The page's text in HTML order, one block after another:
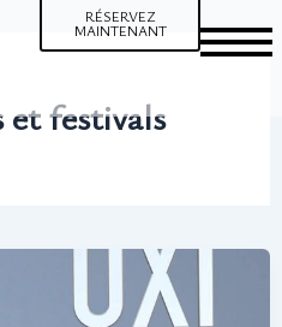
RÉSERVEZ
MAINTENANT
et festivals